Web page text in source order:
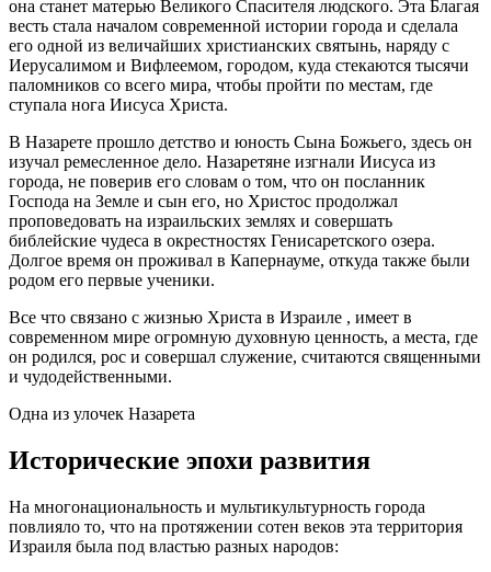
она станет матерью Великого Спасителя людского. Эта Благая
весть стала началом современной истории города и сделала
его одной из величайших христианских святынь, наряду с
Иерусалимом и Вифлеемом, городом, куда стекаются тысячи
паломников со всего мира, чтобы пройти по местам, где
ступала нога Иисуса Христа.
В Назарете прошло детство и юность Сына Божьего, здесь он
изучал ремесленное дело. Назаретяне изгнали Иисуса из
города, не поверив его словам о том, что он посланник
Господа на Земле и сын его, но Христос продолжал
проповедовать на израильских землях и совершать
библейские чудеса в окрестностях Генисаретского озера.
Долгое время он проживал в Капернауме, откуда также были
родом его первые ученики.
Все что связано с жизнью Христа в Израиле , имеет в
современном мире огромную духовную ценность, а места, где
он родился, рос и совершал служение, считаются священными
и чудодейственными.
Одна из улочек Назарета
Исторические эпохи развития
На многонациональность и мультикультурность города
повлияло то, что на протяжении сотен веков эта территория
Израиля была под властью разных народов: